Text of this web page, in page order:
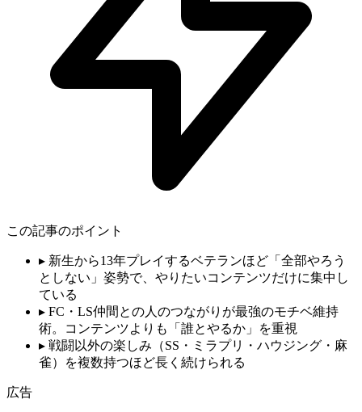
この記事のポイント
▸ 新生から13年プレイするベテランほど「全部やろう
としない」姿勢で、やりたいコンテンツだけに集中し
ている
▸ FC・LS仲間との人のつながりが最強のモチベ維持
術。コンテンツよりも「誰とやるか」を重視
▸ 戦闘以外の楽しみ（SS・ミラプリ・ハウジング・麻
雀）を複数持つほど長く続けられる
広告